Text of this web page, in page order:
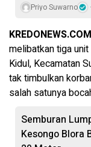
Priyo Suwarno
melibatkan tiga
Kidul, Kecamatan
tak timbulkan
salah satunya
Semburan
Kesongo Blora